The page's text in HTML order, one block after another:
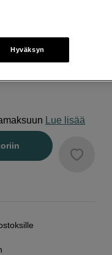
Lue lisää
Hyväksyn